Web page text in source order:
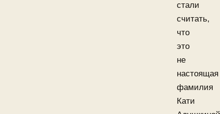
стали
считать,
что
это
не
настоящая
фамилия
Кати